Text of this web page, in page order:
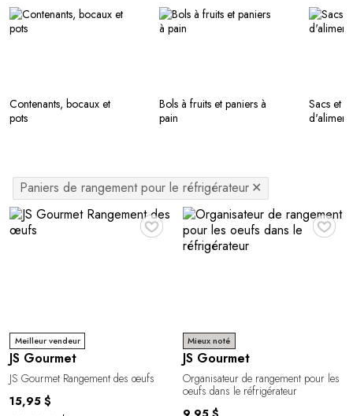
Contenants, bocaux et
pots
Bols à fruits et paniers à
pain
Sacs et
d'aliments
Paniers de rangement pour le réfrigérateur ✕
♥
Meilleur vendeur
JS Gourmet
JS Gourmet Rangement des œufs
15,95 $
♥
Mieux noté
JS Gourmet
Organisateur de rangement pour les
oeufs dans le réfrigérateur